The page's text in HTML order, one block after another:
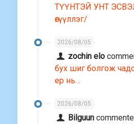
ТҮҮНТЭЙ УНТ
өгүүллэг/
2026/08/05
zochin elo
бух шиг болгож
ер нь…
2026/08/05
Bilguun